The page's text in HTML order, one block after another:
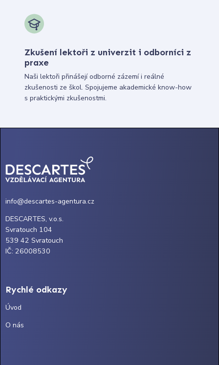
Zkušení lektoři z univerzit i odborníci z
praxe
Naši lektoři přinášejí odborné zázemí i reálné
zkušenosti ze škol. Spojujeme akademické know-how
s praktickými zkušenostmi.
info@descartes-agentura.cz
DESCARTES, v.o.s.
Svratouch 104
539 42 Svratouch
IČ: 26008530
Rychlé odkazy
Úvod
O nás